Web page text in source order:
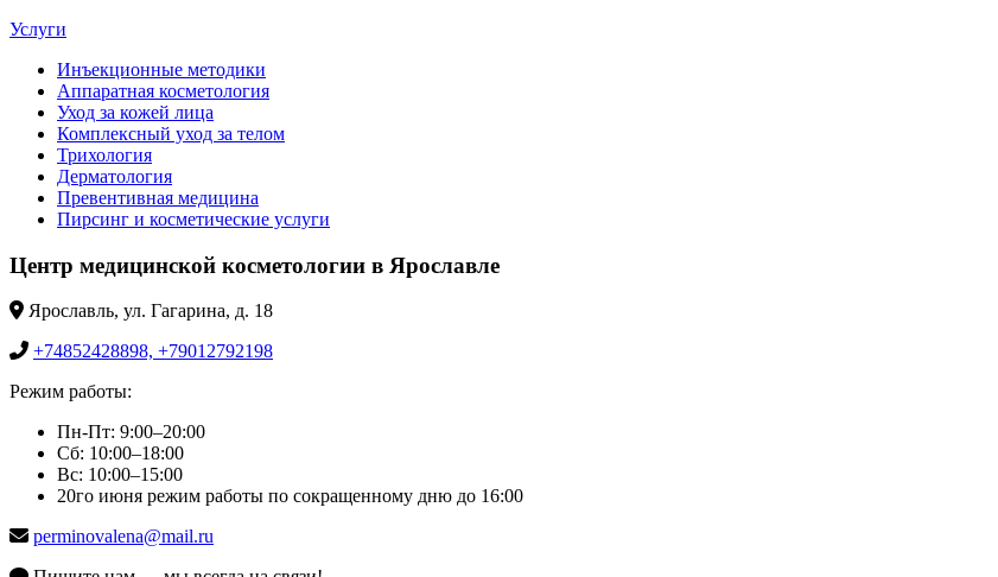
Услуги
Инъекционные методики
Аппаратная косметология
Уход за кожей лица
Комплексный уход за телом
Трихология
Дерматология
Превентивная медицина
Пирсинг и косметические услуги
Центр медицинской косметологии в Ярославле
Ярославль, ул. Гагарина, д. 18
+74852428898, +79012792198
Режим работы:
Пн-Пт: 9:00–20:00
Сб: 10:00–18:00
Вс: 10:00–15:00
20го июня режим работы по сокращенному дню до 16:00
perminovalena@mail.ru